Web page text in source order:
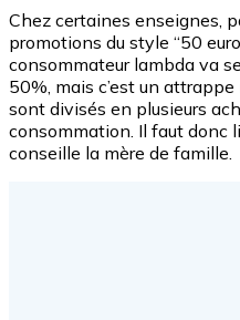
Chez certaines enseignes,
promotions du style “50
consommateur lambda va
50%, mais c’est un
sont divisés en plusieurs
consommation. Il faut donc
conseille la mère de famille.